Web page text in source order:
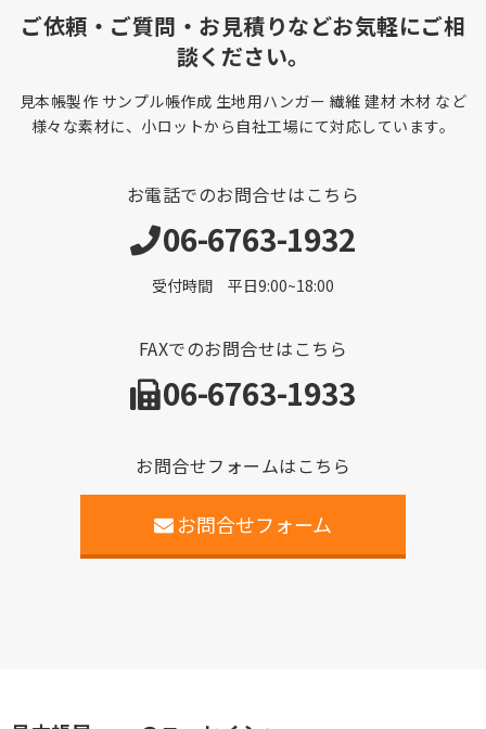
ご依頼・ご質問・お見積りなどお気軽にご相
談ください。
見本帳製作 サンプル帳作成 生地用ハンガー 繊維 建材 木材 など
様々な素材に、小ロットから自社工場にて対応しています。
お電話でのお問合せはこちら
06-6763-1932
受付時間 平日9:00~18:00
FAXでのお問合せはこちら
06-6763-1933
お問合せフォームはこちら
お問合せフォーム